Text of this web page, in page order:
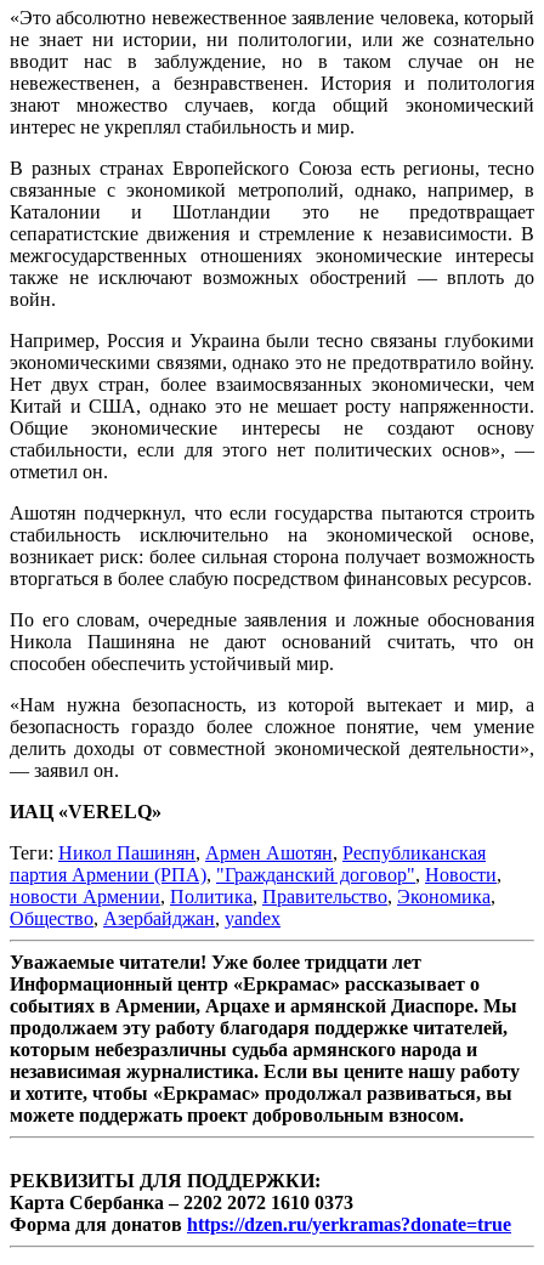
«Это абсолютно невежественное заявление человека, который
не знает ни истории, ни политологии, или же сознательно
вводит нас в заблуждение, но в таком случае он не
невежественен, а безнравственен. История и политология
знают множество случаев, когда общий экономический
интерес не укреплял стабильность и мир.
В разных странах Европейского Союза есть регионы, тесно
связанные с экономикой метрополий, однако, например, в
Каталонии и Шотландии это не предотвращает
сепаратистские движения и стремление к независимости. В
межгосударственных отношениях экономические интересы
также не исключают возможных обострений — вплоть до
войн.
Например, Россия и Украина были тесно связаны глубокими
экономическими связями, однако это не предотвратило войну.
Нет двух стран, более взаимосвязанных экономически, чем
Китай и США, однако это не мешает росту напряженности.
Общие экономические интересы не создают основу
стабильности, если для этого нет политических основ», —
отметил он.
Ашотян подчеркнул, что если государства пытаются строить
стабильность исключительно на экономической основе,
возникает риск: более сильная сторона получает возможность
вторгаться в более слабую посредством финансовых ресурсов.
По его словам, очередные заявления и ложные обоснования
Никола Пашиняна не дают оснований считать, что он
способен обеспечить устойчивый мир.
«Нам нужна безопасность, из которой вытекает и мир, а
безопасность гораздо более сложное понятие, чем умение
делить доходы от совместной экономической деятельности»,
— заявил он.
ИАЦ «VERELQ»
Теги: Никол Пашинян, Армен Ашотян, Республиканская
партия Армении (РПА), "Гражданский договор", Новости,
новости Армении, Политика, Правительство, Экономика,
Общество, Азербайджан, yandex
Уважаемые читатели! Уже более тридцати лет
Информационный центр «Еркрамас» рассказывает о
событиях в Армении, Арцахе и армянской Диаспоре. Мы
продолжаем эту работу благодаря поддержке читателей,
которым небезразличны судьба армянского народа и
независимая журналистика. Если вы цените нашу работу
и хотите, чтобы «Еркрамас» продолжал развиваться, вы
можете поддержать проект добровольным взносом.
РЕКВИЗИТЫ ДЛЯ ПОДДЕРЖКИ:
Карта Сбербанка – 2202 2072 1610 0373
Форма для донатов https://dzen.ru/yerkramas?donate=true